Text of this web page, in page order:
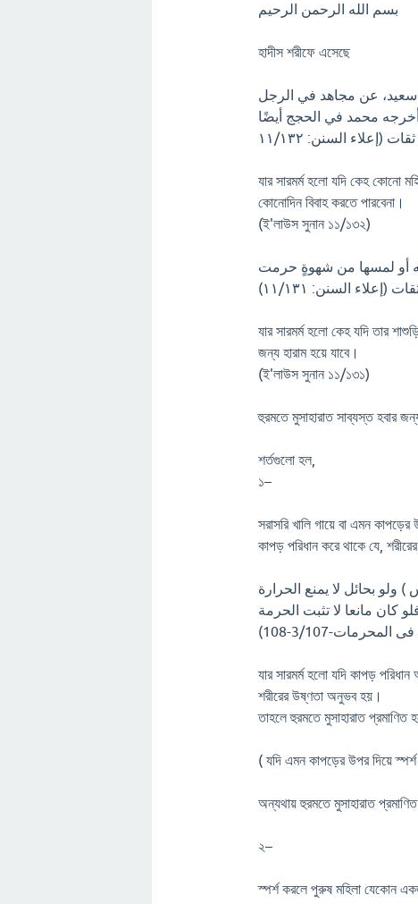
হাদীস শরীফে এসেছে
سعید، عن مجاهد في الرجل
أخرجه محمد في الحجج أیضًا
(إعلاء السنن: ۱۱/۱۳۲
যার সারমর্ম হলো যদি কেহ কোনো
কোনোদিন বিবাহ করতে পারবেনা।
(ই'লাউস সুনান ১১/১৩২)
أو لمسها من شهوةٍ حرمت
السنن: ۱۱/۱۳۱)
যার সারমর্ম হলো কেহ যদি তার
জন্য হারাম হয়ে যাবে।
(ই'লাউস সুনান ১১/১৩১)
হুরমতে মুসাহারাত সাব্যস্ত হবার
শর্তগুলো হল,
১–
সরাসরি খালি গায়ে বা এমন
কাপড় পরিধান করে থাকে যে,
ولو بحائل لا يمنع الحرارة
كان مانعا لا تثبت الحرمة
3/107-108)
যার সারমর্ম হলো যদি কাপড়
শরীরের উষ্ণতা অনুভব হয়।
তাহলে হুরমতে মুসাহারাত প্রমাণিত
( যদি এমন কাপড়ের উপর দিয়ে
অন্যথায় হুরমতে মুসাহারাত
২–
স্পর্শ করলে পুরুষ মহিলা যেকোন